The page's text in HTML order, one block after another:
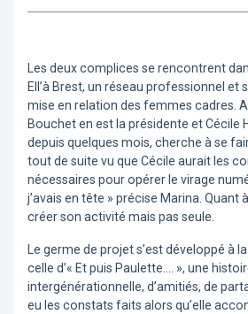
Les deux complices se rencontrent
Ell’à Brest, un réseau professionnel et
mise en relation des femmes cadres.
Bouchet en est la présidente et Cécile
depuis quelques mois, cherche à se
tout de suite vu que Cécile aurait les
nécessaires pour opérer le virage
j’avais en tête » précise Marina. Quant
créer son activité mais pas seule.
Le germe de projet s’est développé à
celle d’« Et puis Paulette…. », une
intergénérationnelle, d’amitiés, de
eu les constats faits alors qu’elle